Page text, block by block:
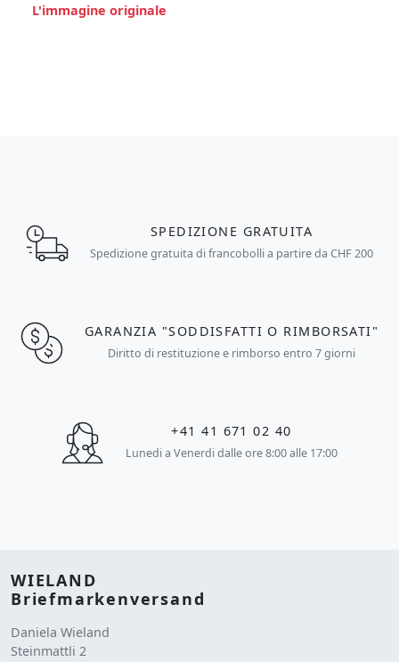
L'immagine originale
SPEDIZIONE GRATUITA
Spedizione gratuita di francobolli a partire da CHF 200
GARANZIA "SODDISFATTI O RIMBORSATI"
Diritto di restituzione e rimborso entro 7 giorni
+41 41 671 02 40
Lunedi a Venerdi dalle ore 8:00 alle 17:00
WIELAND
Briefmarkenversand
Daniela Wieland
Steinmattli 2